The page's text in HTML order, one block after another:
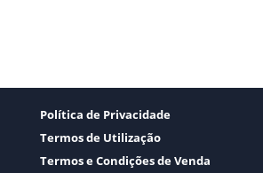
Política de Privacidade
Termos de Utilização
Termos e Condições de Venda